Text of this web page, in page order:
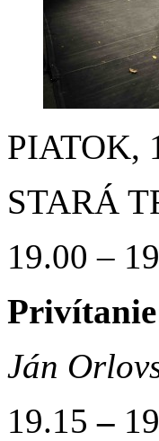
PIATOK,
STARÁ
19.00 –
Ján
19.15–